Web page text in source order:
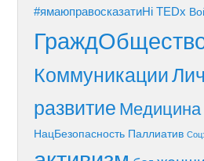
#ямаюправосказатиНі TEDx
Коммуникации
развитие Медицина
НацБезопасность Паллиатив